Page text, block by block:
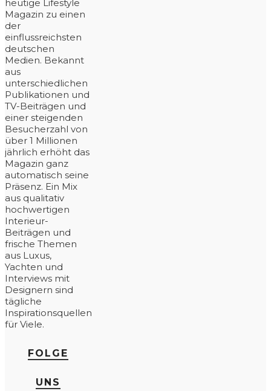
heutige Lifestyle
Magazin zu einen
der
einflussreichsten
deutschen
Medien. Bekannt
aus
unterschiedlichen
Publikationen und
TV-Beiträgen und
einer steigenden
Besucherzahl von
über 1 Millionen
jährlich erhöht das
Magazin ganz
automatisch seine
Präsenz. Ein Mix
aus qualitativ
hochwertigen
Interieur-
Beiträgen und
frische Themen
aus Luxus,
Yachten und
Interviews mit
Designern sind
tägliche
Inspirationsquellen
für Viele.
FOLGE
UNS